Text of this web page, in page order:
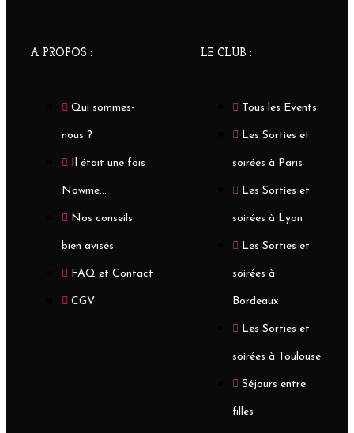
A PROPOS :
Qui sommes-
nous ?
Il était une fois
Nowme...
Nos conseils
bien avisés
FAQ et Contact
CGV
LE CLUB :
Tous les Events
Les Sorties et
soirées à Paris
Les Sorties et
soirées à Lyon
Les Sorties et
soirées à
Bordeaux
Les Sorties et
soirées à Toulouse
Séjours entre
filles